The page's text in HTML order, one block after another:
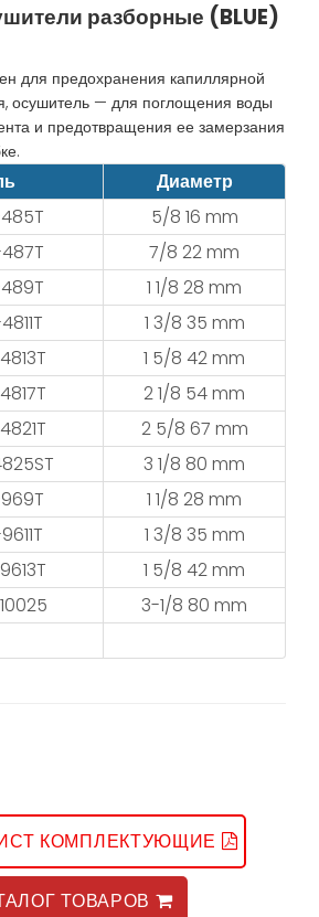
разборные (BLUE)
для предохранения капиллярной
осушитель — для поглощения воды
и предотвращения ее замерзания
Диаметр
5/8 16 mm
7/8 22 mm
1 1/8 28 mm
1 3/8 35 mm
1 5/8 42 mm
2 1/8 54 mm
2 5/8 67 mm
3 1/8 80 mm
1 1/8 28 mm
1 3/8 35 mm
1 5/8 42 mm
3-1/8 80 mm
КОМПЛЕКТУЮЩИЕ
ТОВАРОВ